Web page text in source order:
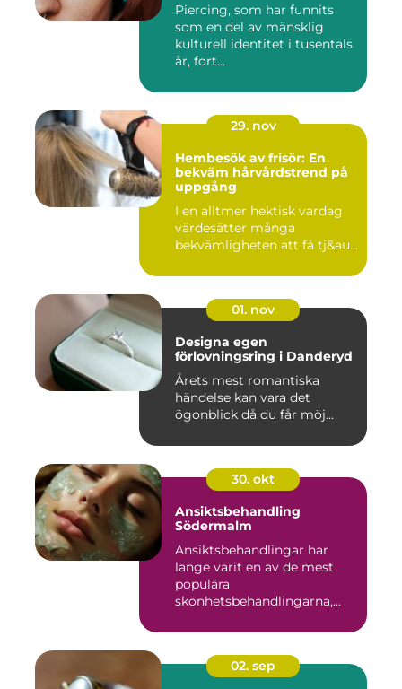
Piercing, som har funnits
som en del av mänsklig
kulturell identitet i tusentals
år, fort...
29. nov
Hembesök av frisör: En
bekväm hårvårdstrend på
uppgång
I en alltmer hektisk vardag
värdesätter många
bekvämligheten att få tj&au...
01. nov
Designa egen
förlovningsring i Danderyd
Årets mest romantiska
händelse kan vara det
ögonblick då du får möj...
30. okt
Ansiktsbehandling
Södermalm
Ansiktsbehandlingar har
länge varit en av de mest
populära
skönhetsbehandlingarna,
02. sep